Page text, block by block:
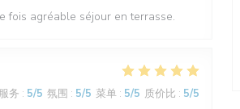
fois agréable séjour en terrasse.
服务 : 5/5 氛围 : 5/5 菜单 : 5/5 质价比 : 5/5